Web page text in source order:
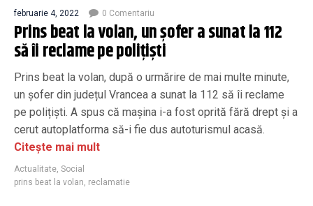
februarie 4, 2022 0 Comentariu
Prins beat la volan, un șofer a sunat la 112
să îi reclame pe polițiști
Prins beat la volan, după o urmărire de mai multe minute,
un șofer din județul Vrancea a sunat la 112 să îi reclame
pe polițiști. A spus că mașina i-a fost oprită fără drept și a
cerut autoplatforma să-i fie dus autoturismul acasă.
Citește mai mult
Actualitate, Social
prins beat la volan, reclamatie